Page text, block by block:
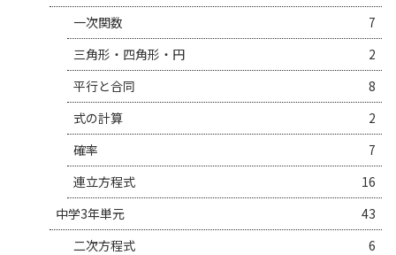
一次関数
7
三角形・四角形・円
2
平行と合同
8
式の計算
2
確率
7
連立方程式
16
中学3年単元
43
二次方程式
6